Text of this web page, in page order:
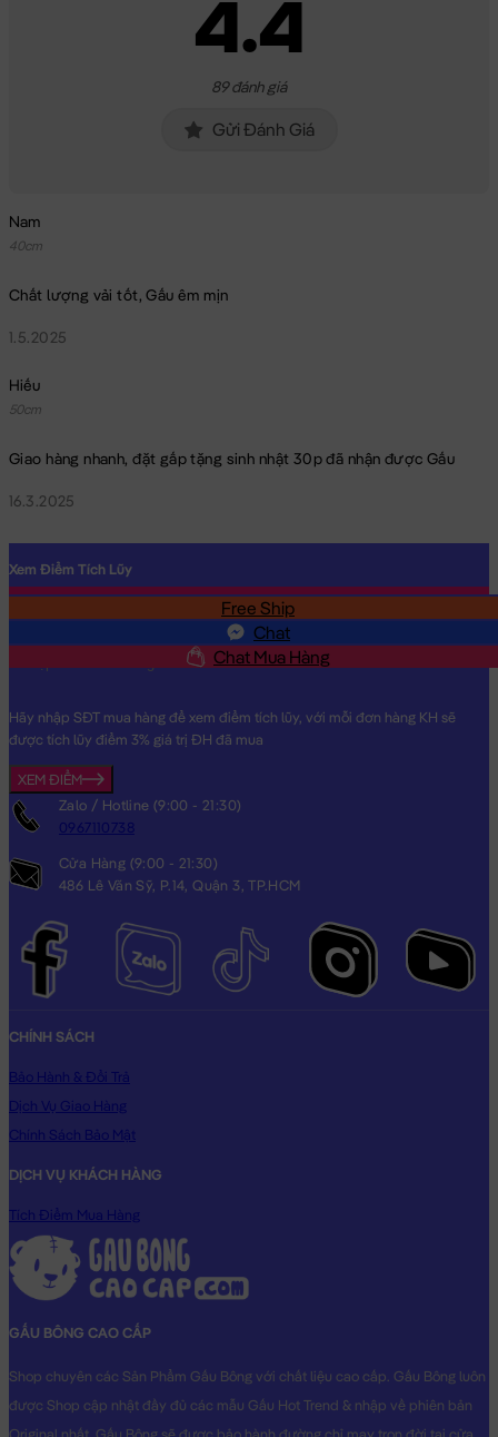
4.4
89 đánh giá
Gửi Đánh Giá
Nam
40cm
Chất lượng vải tốt, Gấu êm mịn
1.5.2025
Hiếu
50cm
Giao hàng nhanh, đặt gấp tặng sinh nhật 30p đã nhận được Gấu
16.3.2025
Free Ship
Chat
Chat Mua Hàng
Xem Điểm Tích Lũy
Hãy nhập SĐT mua hàng để xem điểm tích lũy, với mỗi đơn hàng KH sẽ
được tích lũy điểm 3% giá trị ĐH đã mua
XEM ĐIỂM
Zalo / Hotline (9:00 - 21:30)
0967110738
Cửa Hàng (9:00 - 21:30)
486 Lê Văn Sỹ, P.14, Quận 3, TP.HCM
CHÍNH SÁCH
Bảo Hành & Đổi Trả
Dịch Vụ Giao Hàng
Chính Sách Bảo Mật
DỊCH VỤ KHÁCH HÀNG
Tích Điểm Mua Hàng
GẤU BÔNG CAO CẤP
Shop chuyên các Sản Phẩm Gấu Bông với chất liệu cao cấp. Gấu Bông luôn
được Shop cập nhật đầy đủ các mẫu Gấu Hot Trend & nhập về phiên bản